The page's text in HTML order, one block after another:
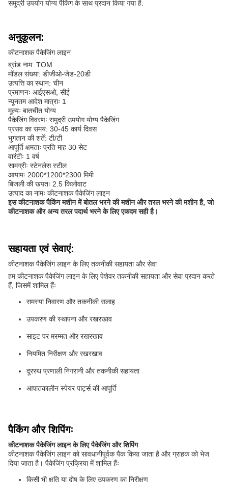
समुद्री उपयोग योग्य पैकिंग के साथ प्रदान किया गया है.
अनुकूलन:
कीटनाशक पैकेजिंग लाइन
ब्रांड नाम: TOM
मॉडल संख्या: डीजीओ-जेड-20डी
उत्पत्ति का स्थान: चीन
प्रमाणनः आईएसओ, सीई
न्यूनतम आदेश मात्राः 1
मूल्यः बातचीत योग्य
पैकेजिंग विवरणः समुद्री उपयोग योग्य पैकेजिंग
प्रसव का समय: 30-45 कार्य दिवस
भुगतान की शर्तें: टी/टी
आपूर्ति क्षमताः प्रति माह 30 सेट
वारंटीः 1 वर्ष
सामग्रीः स्टेनलेस स्टील
आयामः 2000*1200*2300 मिमी
बिजली की खपतः 2.5 किलोवाट
उत्पाद का नामः कीटनाशक पैकेजिंग लाइन
इस कीटनाशक पैकिंग मशीन में बोतल भरने की मशीन और तरल भरने की मशीन है, जो
कीटनाशक और अन्य तरल पदार्थ भरने के लिए एकदम सही है।
सहायता एवं सेवाएं:
कीटनाशक पैकेजिंग लाइन के लिए तकनीकी सहायता और सेवा
हम कीटनाशक पैकेजिंग लाइन के लिए पेशेवर तकनीकी सहायता और सेवा प्रदान करते
हैं, जिसमें शामिल हैंः
समस्या निवारण और तकनीकी सलाह
उपकरण की स्थापना और रखरखाव
साइट पर मरम्मत और रखरखाव
नियमित निरीक्षण और रखरखाव
दूरस्थ प्रणाली निगरानी और तकनीकी सहायता
आपातकालीन स्पेयर पार्ट्स की आपूर्ति
पैकिंग और शिपिंगः
कीटनाशक पैकेजिंग लाइन के लिए पैकेजिंग और शिपिंग
कीटनाशक पैकेजिंग लाइन को सावधानीपूर्वक पैक किया जाता है और ग्राहक को भेज
दिया जाता है। पैकेजिंग प्रक्रिया में शामिल हैंः
किसी भी क्षति या दोष के लिए उपकरण का निरीक्षण